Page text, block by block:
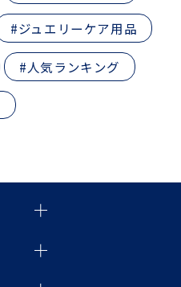
#ジュエリーケア用品
#人気ランキング